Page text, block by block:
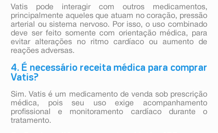
Vatis pode interagir com outros medicamentos,
principalmente aqueles que atuam no coração, pressão
arterial ou sistema nervoso. Por isso, o uso combinado
deve ser feito somente com orientação médica, para
evitar alterações no ritmo cardíaco ou aumento de
reações adversas.
4. É necessário receita médica para comprar
Vatis?
Sim. Vatis é um medicamento de venda sob prescrição
médica, pois seu uso exige acompanhamento
profissional e monitoramento cardíaco durante o
tratamento.